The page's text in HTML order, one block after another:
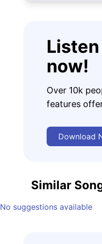
Listen
now!
Over 10k
features
Download
Similar
No suggestions available